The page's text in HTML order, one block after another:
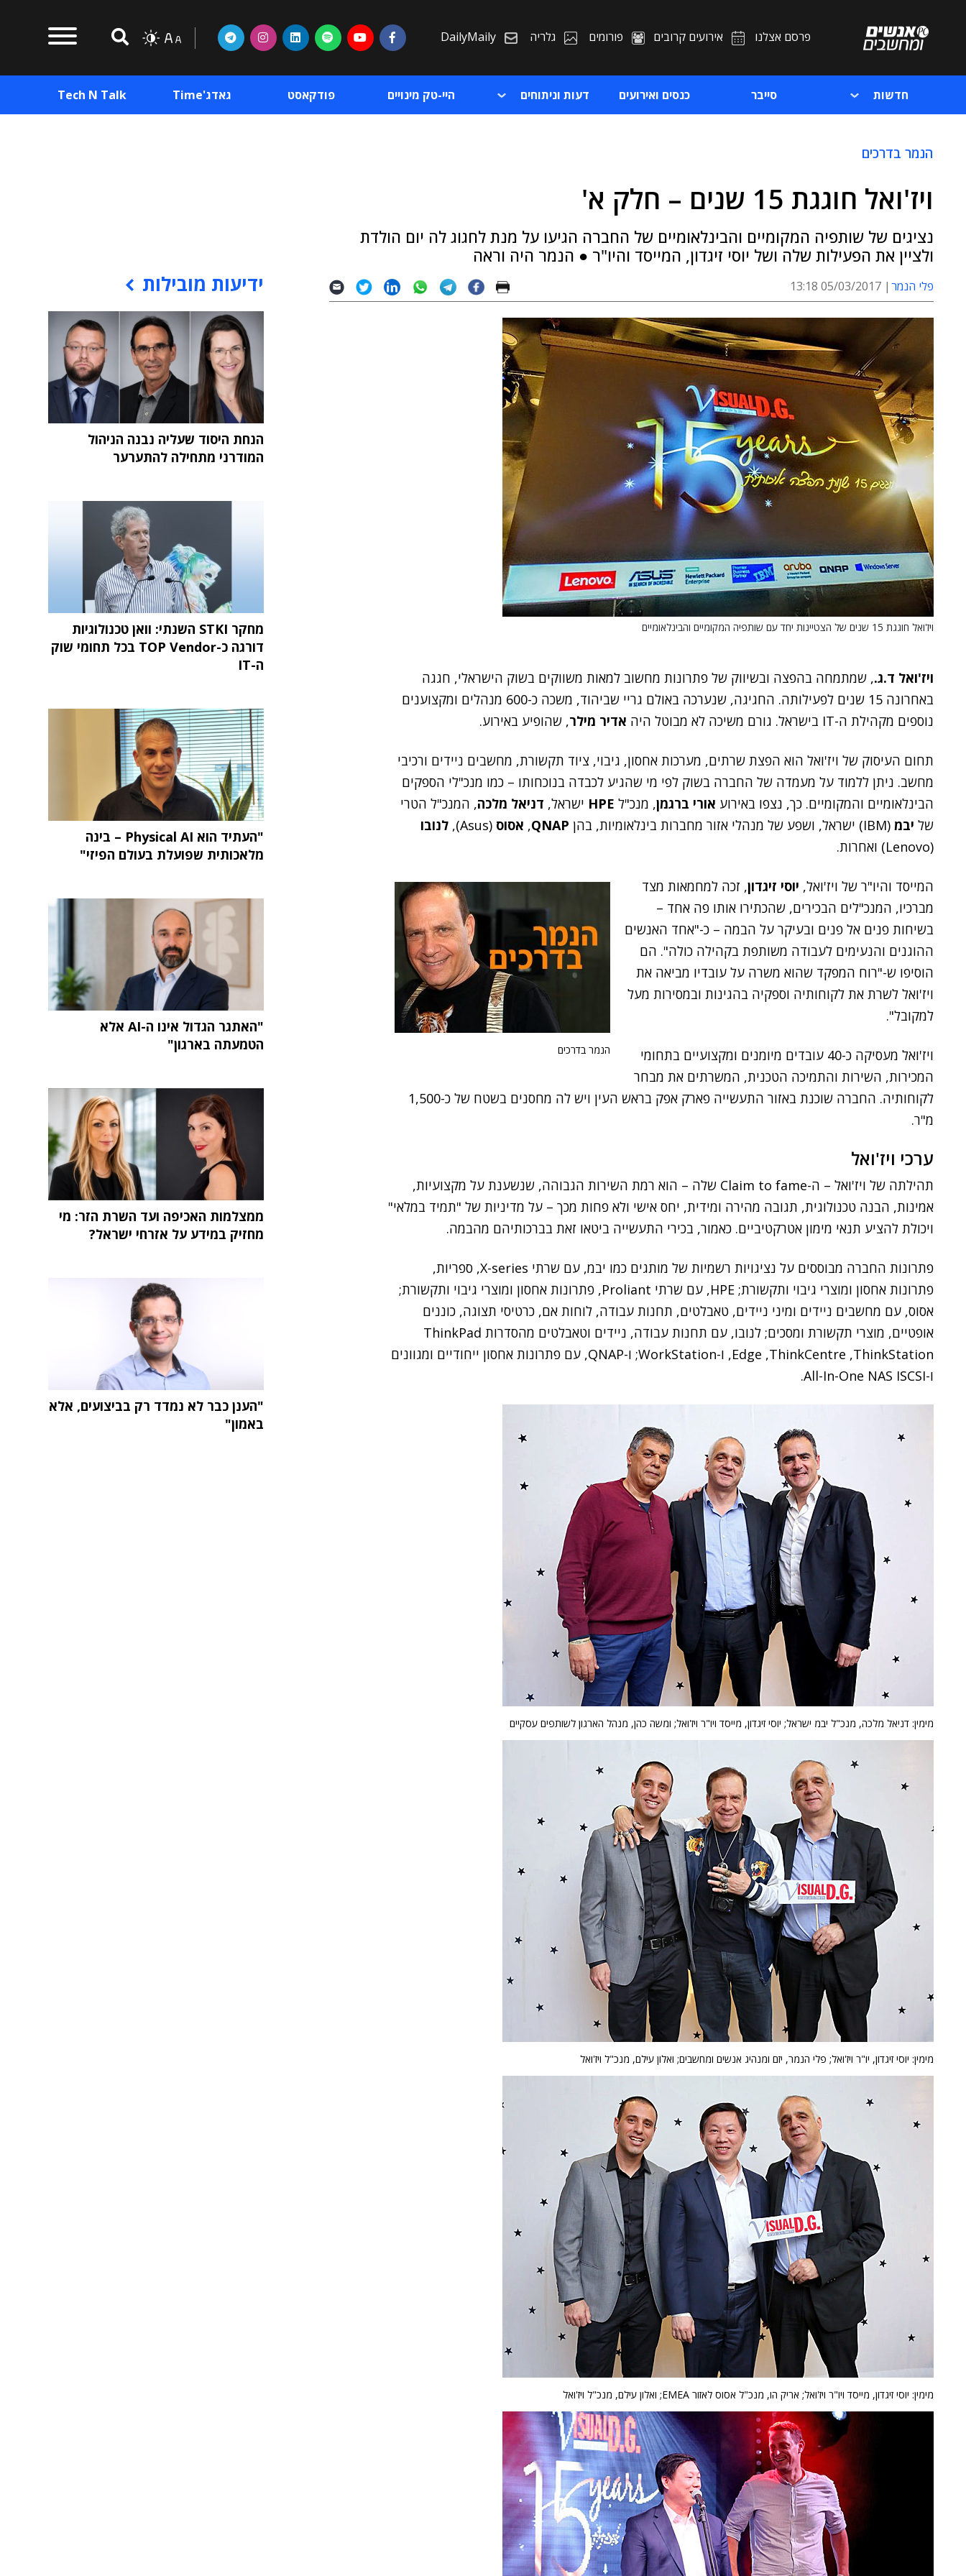
פרסם אצלנו אירועים קרובים פורומים גלריה DailyMaily
חדשות סייבר כנסים ואירועים דעות וניתוחים היי-טק מינויים פודקאסט גאדג'Time Tech N Talk
הנמר בדרכים
ויז'ואל חוגגת 15 שנים – חלק א'
נציגים של שותפיה המקומיים והבינלאומיים של החברה הגיעו על מנת לחגוג לה יום הולדת
ולציין את הפעילות שלה ושל יוסי זיגדון, המייסד והיו"ר ● הנמר היה וראה
פלי הנמר 05/03/2017 13:18
ויז'ואל חוגגת 15 שנים של הצטיינות יחד עם שותפיה המקומיים והבינלאומיים
ויז'ואל ד.ג., שמתמחה בהפצה ובשיווק של פתרונות מחשוב למאות משווקים בשוק הישראלי, חגגה
באחרונה 15 שנים לפעילותה. החגיגה, שנערכה באולם גריי שביהוד, משכה כ-600 מנהלים ומקצוענים
נוספים מקהילת ה-IT בישראל. גורם משיכה לא מבוטל היה
אדיר מילר, שהופיע באירוע.
תחום העיסוק של ויז'ואל הוא הפצת שרתים, מערכות אחסון, גיבוי, ציוד תקשורת, מחשבים ניידים ורכיבי
מחשב. ניתן ללמוד על מעמדה של החברה בשוק לפי מי שהגיע לכבדה בנוכחותו – כמו מנכ"לי הספקים
הבינלאומיים והמקומיים. כך, נצפו באירוע אורי ברגמן, מנכ"ל HPE ישראל, דניאל מלכה, המנכ"ל הטרי
של יבמ (IBM) ישראל, ושפע של מנהלי אזור מחברות בינלאומיות, בהן QNAP
, אסוס (Asus),
לנובו
(Lenovo) ואחרות.
הנמר בדרכים
המייסד והיו"ר של ויז'ואל, יוסי זיגדון, זכה למחמאות מצד
מברכיו, המנכ"לים הבכירים, שהכתירו אותו פה אחד –
בשיחות פנים אל פנים ובעיקר על הבמה – כ-"אחד האנשים
ההוגנים והנעימים לעבודה משותפת בקהילה כולה". הם
הוסיפו ש-"רוח המפקד שהוא משרה על עובדיו מביאה את
ויז'ואל לשרת את לקוחותיה וספקיה בהגינות ובמסירות מעל
למקובל".
ויז'ואל מעסיקה כ-40 עובדים מיומנים ומקצועיים בתחומי
המכירות, השירות והתמיכה הטכנית, המשרתים את מבחר
לקוחותיה. החברה שוכנת באזור התעשייה פארק אפק בראש העין ויש לה מחסנים בשטח של כ-1,500
מ"ר.
ערכי ויז'ואל
תהילתה של ויז'ואל – ה-Claim to fame שלה – הוא רמת השירות הגבוהה, שנשענת על מקצועיות,
אמינות, הבנה טכנולוגית, תגובה מהירה ומידית, יחס אישי ולא פחות מכך – על מדיניות של "תמיד במלאי"
ויכולת להציע תנאי מימון אטרקטיביים. כאמור, בכירי התעשייה ביטאו זאת בברכותיהם מהבמה.
פתרונות החברה מבוססים על נציגויות רשמיות של מותגים כמו יבמ, עם שרתי X-series, ספריות,
פתרונות אחסון ומוצרי גיבוי ותקשורת; HPE, עם שרתי Proliant, פתרונות אחסון ומוצרי גיבוי ותקשורת;
אסוס, עם מחשבים ניידים ומיני ניידים, טאבלטים, תחנות עבודה, לוחות אם, כרטיסי תצוגה, כוננים
אופטיים, מוצרי תקשורת ומסכים; לנובו, עם תחנות עבודה, ניידים וטאבלטים מהסדרות ThinkPad
,Edge ,ThinkCentre ,ThinkStation ו-WorkStation; ו-QNAP, עם פתרונות אחסון ייחודיים ומגוונים
ו-All-In-One NAS ISCSI.
מימין: דניאל מלכה, מנכ"ל יבמ ישראל; יוסי זיגדון, מייסד ויו"ר ויז'ואל; ומשה כהן, מנהל הארגון לשותפים עסקיים
מימין: יוסי זיגדון, יו"ר ויז'ואל; פלי הנמר, יזם ומנהיג אנשים ומחשבים; ואלון עילם, מנכ"ל ויז'ואל
מימין: יוסי זיגדון, מייסד ויו"ר ויז'ואל; אריק הו, מנכ"ל אסוס לאזור EMEA; ואלון עילם, מנכ"ל ויז'ואל
ידיעות מובילות
הנחת היסוד שעליה נבנה הניהול
המודרני מתחילה להתערער
מחקר STKI השנתי: וואן טכנולוגיות
דורגה כ-TOP Vendor בכל תחומי שוק
ה-IT
"העתיד הוא Physical AI – בינה
מלאכותית שפועלת בעולם הפיזי"
"האתגר הגדול אינו ה-AI אלא
הטמעתה בארגון"
ממצלמות האכיפה ועד השרת הזר: מי
מחזיק במידע על אזרחי ישראל?
"הענן כבר לא נמדד רק בביצועים, אלא
באמון"